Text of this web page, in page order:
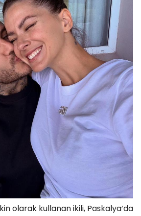
olarak kullanan ikili, Paskalya’da